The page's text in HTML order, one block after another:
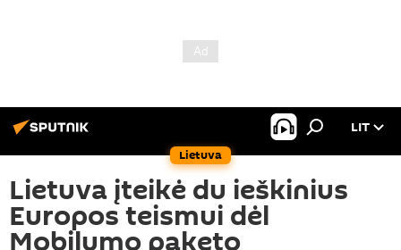
Lietuva
LIT
Lietuva įteikė du ieškinius
Europos teismui dėl